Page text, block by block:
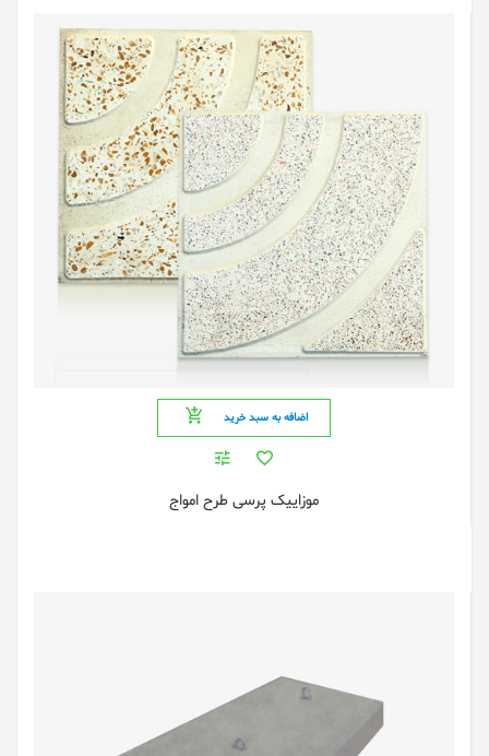
اضافه به سبد خرید
موزاییک پرسی طرح امواج